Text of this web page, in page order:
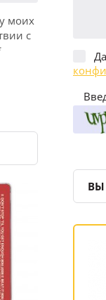
моих
с
ВЫ